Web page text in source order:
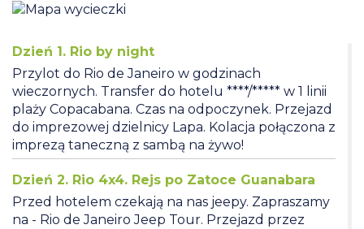
Dzień 1. Rio by night
Przylot do Rio de Janeiro w godzinach
wieczornych. Transfer do hotelu ****/***** w 1 linii
plaży Copacabana. Czas na odpoczynek. Przejazd
do imprezowej dzielnicy Lapa. Kolacja połączona z
imprezą taneczną z sambą na żywo!
Dzień 2. Rio 4x4. Rejs po Zatoce Guanabara
Przed hotelem czekają na nas jeepy. Zapraszamy
na - Rio de Janeiro Jeep Tour. Przejazd przez